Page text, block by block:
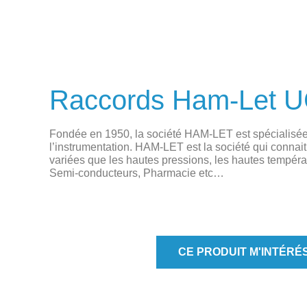
Raccords Ham-Let
Fondée en 1950, la société HAM-LET est
l’instrumentation. HAM-LET est la société qui
variées que les hautes pressions, les hautes
Semi-conducteurs, Pharmacie etc…
CE PRODUIT